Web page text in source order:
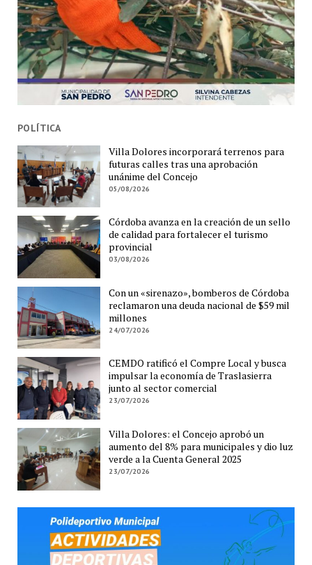
POLÍTICA
Villa Dolores incorporará terrenos para
futuras calles tras una aprobación
unánime del Concejo
05/08/2026
Córdoba avanza en la creación de un sello
de calidad para fortalecer el turismo
provincial
03/08/2026
Con un «sirenazo», bomberos de Córdoba
reclamaron una deuda nacional de $59 mil
millones
24/07/2026
CEMDO ratificó el Compre Local y busca
impulsar la economía de Traslasierra
junto al sector comercial
23/07/2026
Villa Dolores: el Concejo aprobó un
aumento del 8% para municipales y dio luz
verde a la Cuenta General 2025
23/07/2026